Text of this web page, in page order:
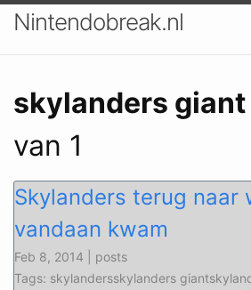
Nintendobreak.nl
skylanders giant
van 1
Skylanders terug naar
vandaan kwam
Feb 8, 2014 | posts
Tags: skylandersskylanders